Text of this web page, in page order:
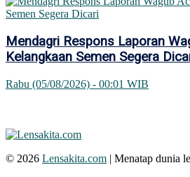
Mendagri Respons Laporan
Kelangkaan Semen Segera
Rabu (05/08/2026) - 00:01 WIB
© 2026 Lensakita.com | Menatap dunia